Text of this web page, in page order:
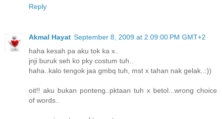
Reply
Akmal Hayat September 8, 2009 at 2:09:00 PM GMT+2
haha kesah pa aku tok ka x..
jnji buruk seh ko pky costum tuh..
haha..kalo tengok jaa gmbq tuh, mst x tahan nak gelak..:))
oit!! aku bukan ponteng..pktaan tuh x betol...wrong choice
of words..